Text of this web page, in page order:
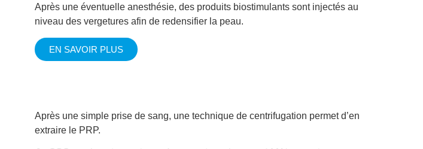
Après une éventuelle anesthésie, des produits biostimulants sont injectés au
niveau des vergetures afin de redensifier la peau.
EN SAVOIR PLUS
Après une simple prise de sang, une technique de centrifugation permet d’en
extraire le PRP.